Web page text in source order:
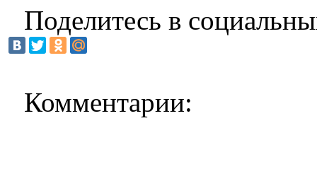
Поделитесь в
Комментарии: